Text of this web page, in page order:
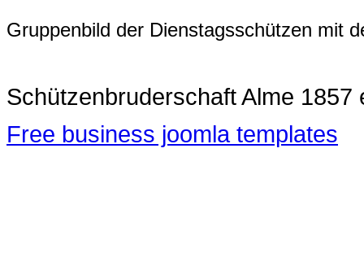
Gruppenbild der Dienstagsschützen mit
Schützenbruderschaft Alme 1857
Free business joomla templates